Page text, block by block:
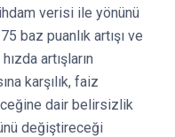
verisi ile yönünü
baz puanlık artışı ve
artışların
karşılık, faiz
dair belirsizlik
değiştireceği